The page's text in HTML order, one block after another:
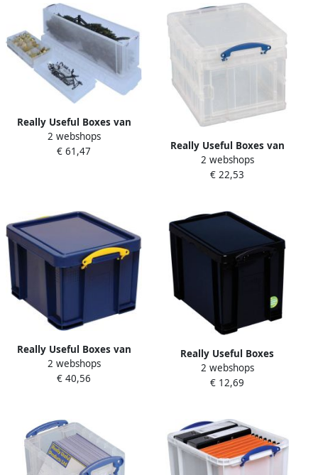
Really Useful Boxes van
stevig kunststof | VindiQ
Really Useful Box
2 webshops
€ 61,47
Really Useful Boxes van
stevig kunststof | VindiQ
Really Useful Box
2 webshops
€ 22,53
Really Useful Boxes van
stevig kunststof | VindiQ
Really Useful Box
handvaten
2 webshops
€ 40,56
Really Useful Boxes
gerecycleerde opbergdoos
buitenft 395 x 255 x 290
2 webshops
€ 12,69